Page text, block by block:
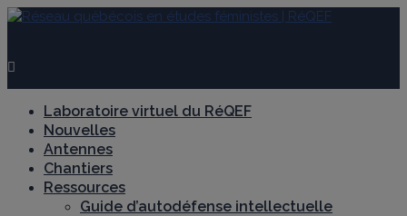
Laboratoire virtuel du RéQEF
Nouvelles
Antennes
Chantiers
Ressources
Guide d’autodéfense intellectuelle